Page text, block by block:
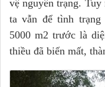
vệ nguyên trạng.
ta vẫn để tình
5000 m2 trước là
thiều đã biến mất,